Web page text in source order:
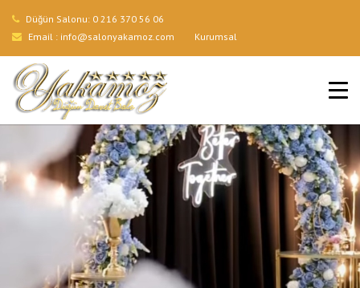
Düğün Salonu: 0 216 370 56 06
Email : info@salonyakamoz.com Kurumsal
ANA SAYFA
HIZMETLERIMIZ
MENÜLER
GALERI
BLOG
İLETIŞIM